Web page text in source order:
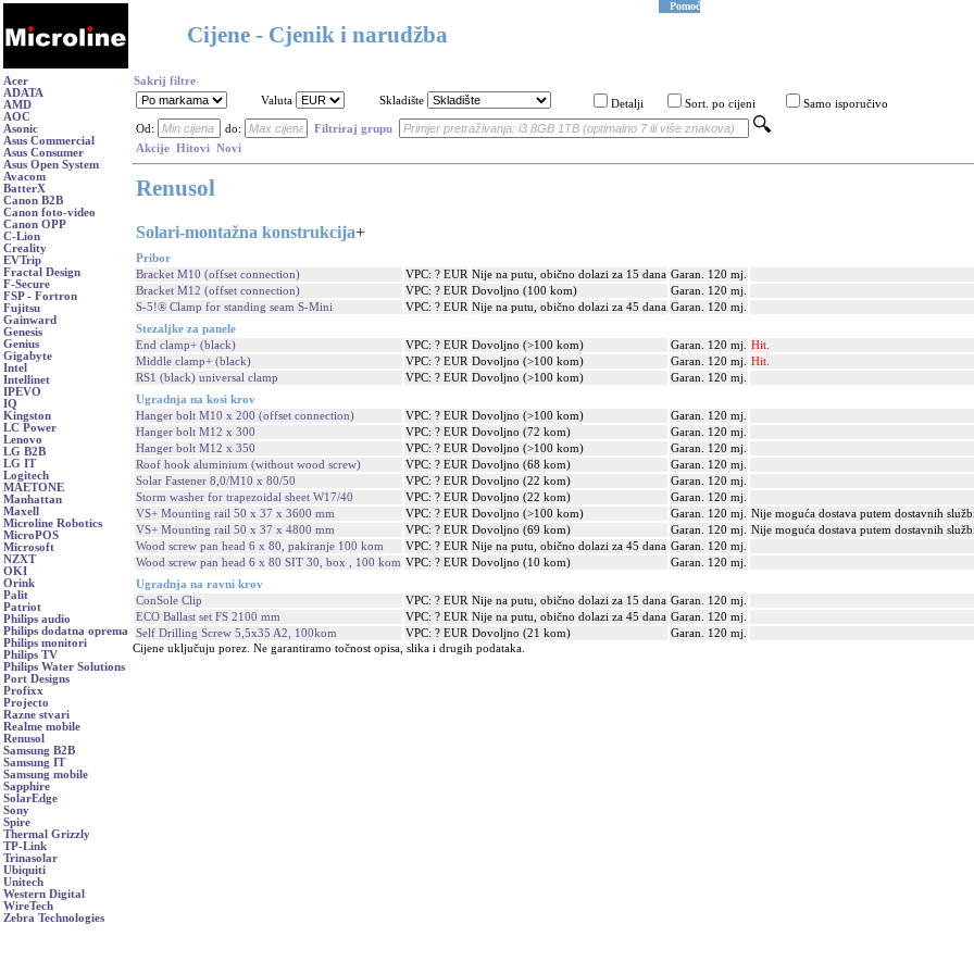
Cijene - Cjenik i narudžba
Pomoć
Acer
ADATA
AMD
AOC
Asonic
Asus Commercial
Asus Consumer
Asus Open System
Avacom
BatterX
Canon B2B
Canon foto-video
Canon OPP
C-Lion
Creality
EVTrip
Fractal Design
F-Secure
FSP - Fortron
Fujitsu
Gainward
Genesis
Genius
Gigabyte
Intel
Intellinet
IPEVO
IQ
Kingston
LC Power
Lenovo
LG B2B
LG IT
Logitech
MAETONE
Manhattan
Maxell
Microline Robotics
MicroPOS
Microsoft
NZXT
OKI
Orink
Palit
Patriot
Philips audio
Philips dodatna oprema
Philips monitori
Philips TV
Philips Water Solutions
Port Designs
Profixx
Projecto
Razne stvari
Realme mobile
Renusol
Samsung B2B
Samsung IT
Samsung mobile
Sapphire
SolarEdge
Sony
Spire
Thermal Grizzly
TP-Link
Trinasolar
Ubiquiti
Unitech
Western Digital
WireTech
Zebra Technologies
Sakrij filtre
Valuta
Skladište Detalji Sort. po cijeni Samo isporučivo
Od: do:
Filtriraj grupu
Akcije Hitovi Novi
Renusol
Solari-montažna konstrukcija+
Pribor
Bracket M10 (offset connection)
VPC: ? EUR Nije na putu, obično dolazi za 15 dana Garan. 120 mj.
Bracket M12 (offset connection)
VPC: ? EUR Dovoljno (100 kom)
Garan. 120 mj.
S-5!® Clamp for standing seam S-Mini
VPC: ? EUR Nije na putu, obično dolazi za 45 dana Garan. 120 mj.
Stezaljke za panele
End clamp+ (black)
VPC: ? EUR Dovoljno (>100 kom) Garan. 120 mj.
Hit.
Middle clamp+ (black)
VPC: ? EUR Dovoljno (>100 kom) Garan. 120 mj.
Hit.
RS1 (black) universal clamp
VPC: ? EUR Dovoljno (>100 kom)
Garan. 120 mj.
Ugradnja na kosi krov
Hanger bolt M10 x 200 (offset connection)
VPC: ? EUR Dovoljno (>100 kom)
Garan. 120 mj.
Hanger bolt M12 x 300
VPC: ? EUR Dovoljno (72 kom)
Garan. 120 mj.
Hanger bolt M12 x 350
VPC: ? EUR Dovoljno (>100 kom)
Garan. 120 mj.
Roof hook aluminium (without wood screw)
VPC: ? EUR Dovoljno (68 kom)
Garan. 120 mj.
Solar Fastener 8,0/M10 x 80/50
VPC: ? EUR Dovoljno (22 kom)
Garan. 120 mj.
Storm washer for trapezoidal sheet W17/40
VPC: ? EUR Dovoljno (22 kom)
Garan. 120 mj.
VS+ Mounting rail 50 x 37 x 3600 mm
VPC: ? EUR Dovoljno (>100 kom) Garan. 120 mj. Nije moguća dostava putem dostavnih
VS+ Mounting rail 50 x 37 x 4800 mm
VPC: ? EUR Dovoljno (69 kom) Garan. 120 mj.
Nije moguća dostava putem dostavnih
Wood screw pan head 6 x 80, pakiranje 100 kom
VPC: ? EUR Nije na putu, obično dolazi za 45 dana Garan. 120 mj.
Wood screw pan head 6 x 80 SIT 30, box , 100 kom VPC: ? EUR Dovoljno (10 kom)
Garan. 120 mj.
Ugradnja na ravni krov
ConSole Clip
VPC: ? EUR Nije na putu, obično dolazi za 15 dana Garan. 120 mj.
ECO Ballast set FS 2100 mm
VPC: ? EUR Nije na putu, obično dolazi za 45 dana Garan. 120 mj.
Self Drilling Screw 5,5x35 A2, 100kom
VPC: ? EUR Dovoljno (21 kom)
Garan. 120 mj.
Cijene uključuju porez. Ne garantiramo točnost opisa, slika i drugih podataka.